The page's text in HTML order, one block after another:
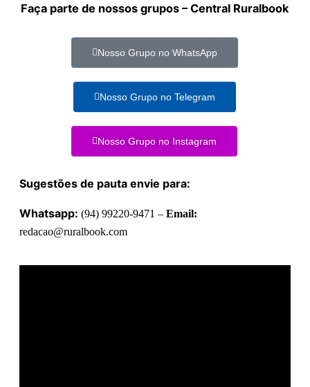
Faça parte de nossos grupos – Central Ruralbook
Nosso Grupo no WhatsApp
Nosso Grupo no Telegram
Nosso Grupo no Instagram
Sugestões de pauta envie para:
Whatsapp: (94) 99220-9471 – Email:
redacao@ruralbook.com